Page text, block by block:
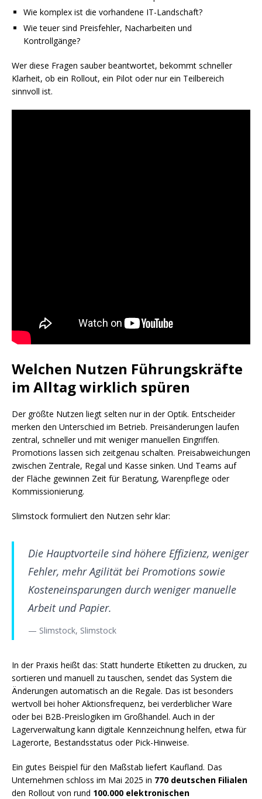
Wie komplex ist die vorhandene IT-Landschaft?
Wie teuer sind Preisfehler, Nacharbeiten und
Kontrollgänge?
Wer diese Fragen sauber beantwortet, bekommt schneller
Klarheit, ob ein Rollout, ein Pilot oder nur ein Teilbereich
sinnvoll ist.
Welchen Nutzen Führungskräfte
im Alltag wirklich spüren
Der größte Nutzen liegt selten nur in der Optik. Entscheider
merken den Unterschied im Betrieb. Preisänderungen laufen
zentral, schneller und mit weniger manuellen Eingriffen.
Promotions lassen sich zeitgenau schalten. Preisabweichungen
zwischen Zentrale, Regal und Kasse sinken. Und Teams auf
der Fläche gewinnen Zeit für Beratung, Warenpflege oder
Kommissionierung.
Slimstock formuliert den Nutzen sehr klar:
Die Hauptvorteile sind höhere Effizienz, weniger
Fehler, mehr Agilität bei Promotions sowie
Kosteneinsparungen durch weniger manuelle
Arbeit und Papier.
— Slimstock, Slimstock
In der Praxis heißt das: Statt hunderte Etiketten zu drucken, zu
sortieren und manuell zu tauschen, sendet das System die
Änderungen automatisch an die Regale. Das ist besonders
wertvoll bei hoher Aktionsfrequenz, bei verderblicher Ware
oder bei B2B-Preislogiken im Großhandel. Auch in der
Lagerverwaltung kann digitale Kennzeichnung helfen, etwa für
Lagerorte, Bestandsstatus oder Pick-Hinweise.
Ein gutes Beispiel für den Maßstab liefert Kaufland. Das
Unternehmen schloss im Mai 2025 in 770 deutschen Filialen
den Rollout von rund 100.000 elektronischen